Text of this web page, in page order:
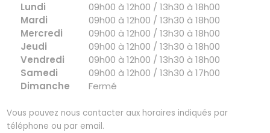
Lundi
09h00 à 12h00 / 13h30 à 18h00
Mardi
09h00 à 12h00 / 13h30 à 18h00
Mercredi
09h00 à 12h00 / 13h30 à 18h00
Jeudi
09h00 à 12h00 / 13h30 à 18h00
Vendredi
09h00 à 12h00 / 13h30 à 18h00
Samedi
09h00 à 12h00 / 13h30 à 17h00
Dimanche
Fermé
Vous pouvez nous contacter aux horaires indiqués par
téléphone ou par email.